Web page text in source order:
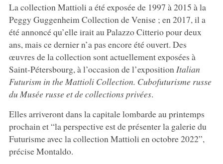
La collection Mattioli a été exposée de 1997 à 2015 à la
Peggy Guggenheim Collection de Venise ; en 2017, il a
été annoncé qu’elle irait au Palazzo Citterio pour deux
ans, mais ce dernier n’a pas encore été ouvert. Des
œuvres de la collection sont actuellement exposées à
Saint-Pétersbourg, à l’occasion de l’exposition Italian
Futurism in the Mattioli Collection. Cubofuturisme russe
du Musée russe et de collections privées.
Elles arriveront dans la capitale lombarde au printemps
prochain et “la perspective est de présenter la galerie du
Futurisme avec la collection Mattioli en octobre 2022”,
précise Montaldo.